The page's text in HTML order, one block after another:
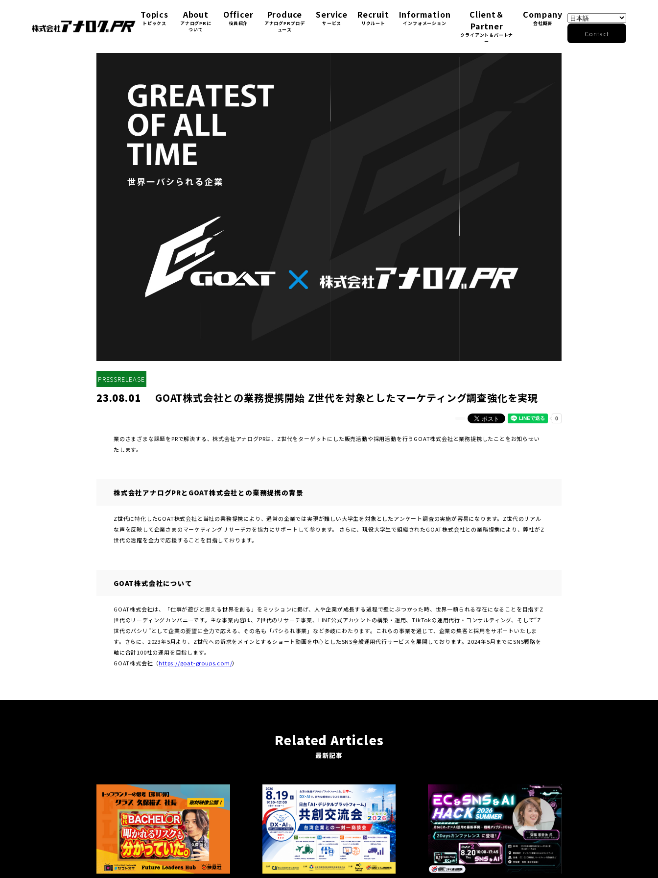
Topics
トピックス
About
アナログPRに
ついて
Officer
役員紹介
Produce
アナログPRプロデ
ュース
Service
サービス
Recruit
リクルート
Information
インフォメーション
Client＆
Partner
クライアント＆パートナ
ー
Company
会社概要
Contact
PRESSRELEASE
23.08.01 GOAT株式会社との業務提携開始 Z世代を対象としたマーケティング調査強化を実現
業のさまざまな課題をPRで解決する、株式会社アナログPRは、Z世代をターゲットにした販売活動や採用活動を行うGOAT株式会社と業務提携したことをお知らせい
たします。
株式会社アナログPRとGOAT株式会社との業務提携の背景
Z世代に特化したGOAT株式会社と当社の業務提携により、通常の企業では実現が難しい大学生を対象としたアンケート調査の実施が容易になります。Z世代のリアル
な声を反映して企業さまのマーケティングリサーチ力を協力にサポートして参ります。 さらに、現役大学生で組織されたGOAT株式会社との業務提携により、弊社がZ
世代の活躍を全力で応援することを目指しております。
GOAT株式会社について
GOAT株式会社は、「仕事が遊びと思える世界を創る」をミッションに掲げ、人や企業が成長する過程で壁にぶつかった時、世界一頼られる存在になることを目指すZ
世代のリーディングカンパニーです。主な事業内容は、Z世代のリサーチ事業、LINE公式アカウントの構築・運用、TikTokの運用代行・コンサルティング、そして“Z
世代のパシリ”として企業の要望に全力で応える、その名も「パシられ事業」など多岐にわたります。これらの事業を通じて、企業の集客と採用をサポートいたしま
す。さらに、2023年5月より、Z世代への訴求をメインとするショート動画を中心としたSNS全般運用代行サービスを展開しております。2024年5月までにSNS戦略を
軸に合計100社の運用を目指します。
GOAT株式会社（https://goat-groups.com/）
Related Articles
最新記事